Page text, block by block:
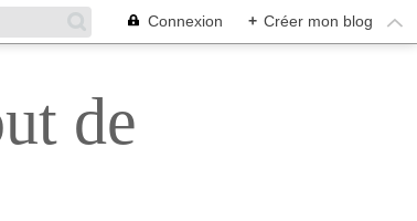
Connexion + Créer mon blog
de